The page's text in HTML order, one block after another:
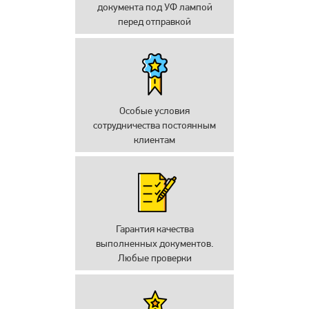
документа под УФ лампой
перед отправкой
Особые условия
сотрудничества постоянным
клиентам
Гарантия качества
выполненных документов.
Любые проверки